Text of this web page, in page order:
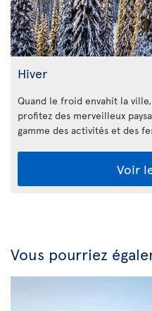
Hiver
Quand le froid envahit la
profitez des merveilleux
gamme des activités et des
Voir
Vous pourriez